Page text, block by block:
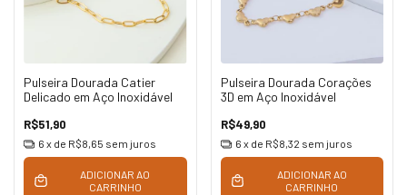
Pulseira Dourada Catier
Delicado em Aço Inoxidável
R$51,90
6 x de R$8,65 sem juros
ADICIONAR AO
CARRINHO
Pulseira Dourada Corações
3D em Aço Inoxidável
R$49,90
6 x de R$8,32 sem juros
ADICIONAR AO
CARRINHO